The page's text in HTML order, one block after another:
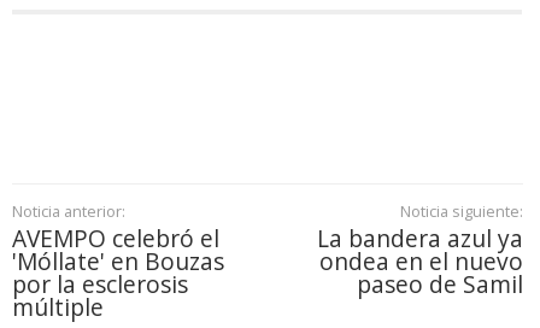
Noticia anterior:
AVEMPO celebró el
'Móllate' en Bouzas
por la esclerosis
múltiple
Noticia siguiente:
La bandera azul ya
ondea en el nuevo
paseo de Samil